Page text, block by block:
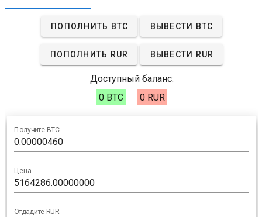
ПОПОЛНИТЬ BTC ВЫВЕСТИ BTC
ПОПОЛНИТЬ RUR ВЫВЕСТИ RUR
Доступный баланс:
0 BTC
0 RUR
Получите BTC
Цена
Отдадите RUR